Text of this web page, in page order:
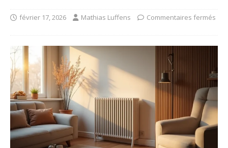
février 17, 2026 Mathias Luffens Commentaires fermés